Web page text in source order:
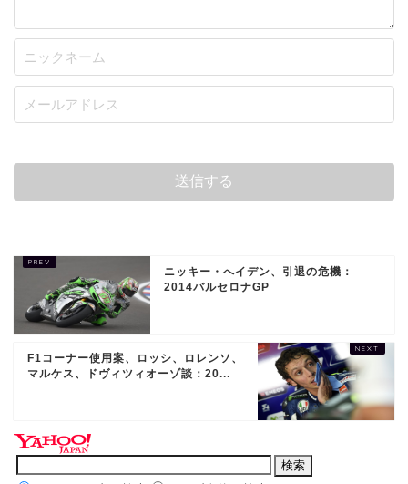
ニッキー・へイデン、引退の危機：
2014バルセロナGP
F1コーナー使用案、ロッシ、ロレンソ、
マルケス、ドヴィツィオーゾ談：20...